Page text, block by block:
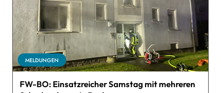
MELDUNGEN
FW-BO: Einsatzreicher Samstag mit mehreren